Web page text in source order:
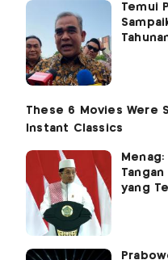
Temui
yang